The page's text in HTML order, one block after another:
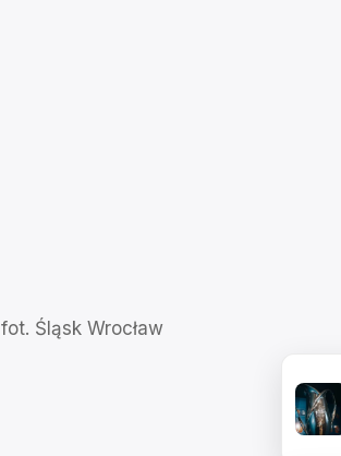
fot. Śląsk Wrocław